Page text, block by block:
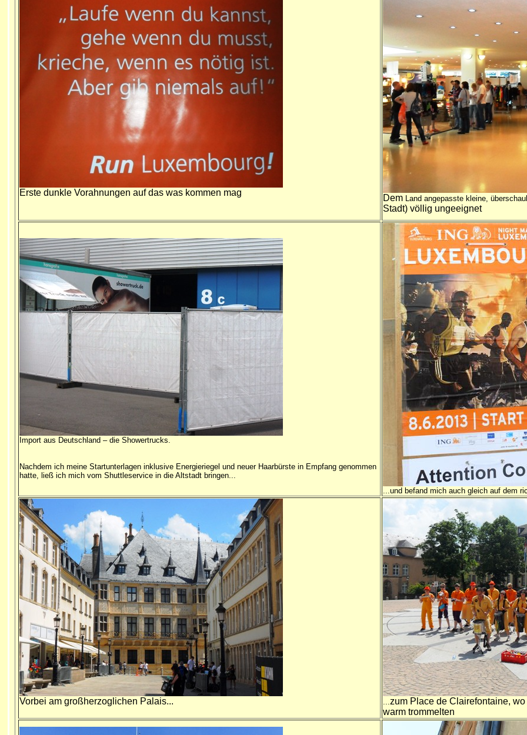
Erste dunkle Vorahnungen auf das was kommen mag
Dem Land angepasste kleine,
Stadt) völlig ungeeignet
Import aus Deutschland – die Showertrucks.
Nachdem ich meine Startunterlagen inklusive Energieriegel und neuer Haarbürste in Empfang genommen
hatte, ließ ich mich vom Shuttleservice in die Altstadt bringen...
...und befand mich auch gleich auf dem
Vorbei am großherzoglichen Palais... ...zum Place de Clairefontaine,
warm trommelten